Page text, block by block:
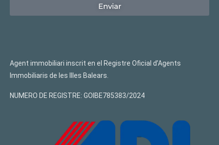
Enviar
Agent immobiliari inscrit en el Registre Oficial d’Agents
lmmobiliaris de les llles Balears.
NUMERO DE REGISTRE: GOIBE785383/2024